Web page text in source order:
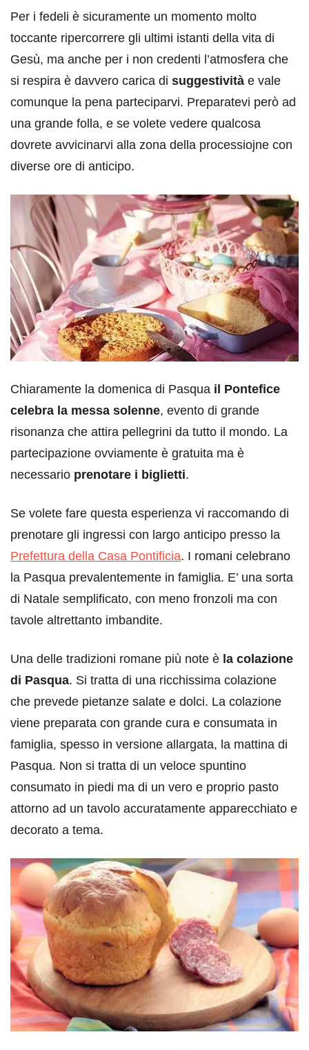
Per i fedeli è sicuramente un momento molto
toccante ripercorrere gli ultimi istanti della vita di
Gesù, ma anche per i non credenti l’atmosfera che
si respira è davvero carica di suggestività e vale
comunque la pena parteciparvi. Preparatevi però ad
una grande folla, e se volete vedere qualcosa
dovrete avvicinarvi alla zona della processiojne con
diverse ore di anticipo.
Chiaramente la domenica di Pasqua il Pontefice
celebra la messa solenne, evento di grande
risonanza che attira pellegrini da tutto il mondo. La
partecipazione ovviamente è gratuita ma è
necessario prenotare i biglietti.
Se volete fare questa esperienza vi raccomando di
prenotare gli ingressi con largo anticipo presso la
Prefettura della Casa Pontificia. I romani celebrano
la Pasqua prevalentemente in famiglia. E’ una sorta
di Natale semplificato, con meno fronzoli ma con
tavole altrettanto imbandite.
Una delle tradizioni romane più note è la colazione
di Pasqua. Si tratta di una ricchissima colazione
che prevede pietanze salate e dolci. La colazione
viene preparata con grande cura e consumata in
famiglia, spesso in versione allargata, la mattina di
Pasqua. Non si tratta di un veloce spuntino
consumato in piedi ma di un vero e proprio pasto
attorno ad un tavolo accuratamente apparecchiato e
decorato a tema.